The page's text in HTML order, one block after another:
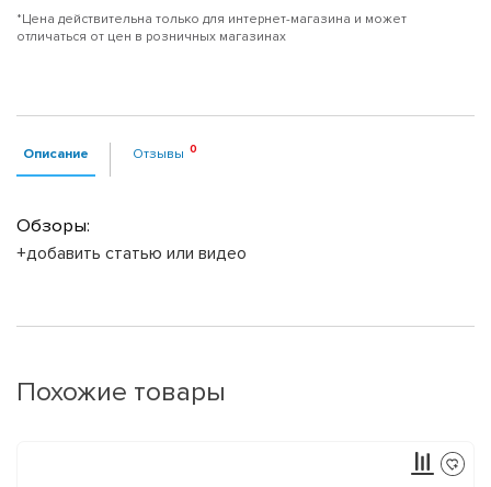
*Цена действительна только для интернет-магазина и может
отличаться от цен в розничных магазинах
Описание Отзывы
Обзоры:
+добавить статью или видео
Похожие товары